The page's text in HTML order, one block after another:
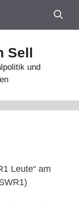
Sell
und
Leute“ am